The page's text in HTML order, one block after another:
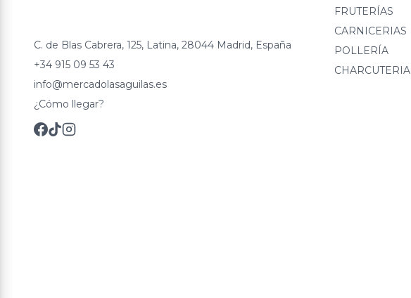
C. de Blas Cabrera, 125, Latina, 28044 Madrid, España
+34 915 09 53 43
info@mercadolasaguilas.es
¿Cómo llegar?
FRUTERÍAS
CARNICERIAS
POLLERÍA
CHARCUTERIA